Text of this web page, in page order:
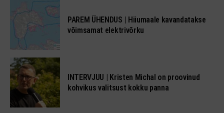
PAREM ÜHENDUS | Hiiumaale kavandatakse
võimsamat elektrivõrku
INTERVJUU | Kristen Michal on proovinud
kohvikus valitsust kokku panna